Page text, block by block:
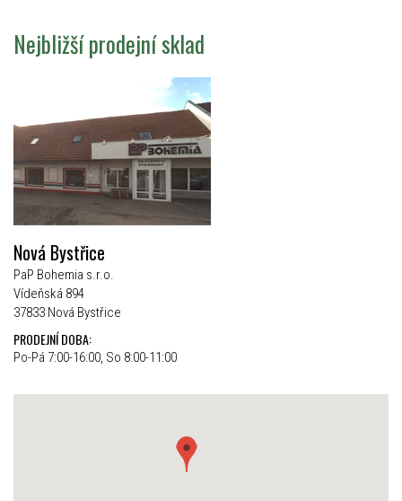
Nejbližší prodejní sklad
Nová Bystřice
PaP Bohemia s.r.o.
Vídeňská 894
37833 Nová Bystřice
PRODEJNÍ DOBA:
Po-Pá 7:00-16:00, So 8:00-11:00